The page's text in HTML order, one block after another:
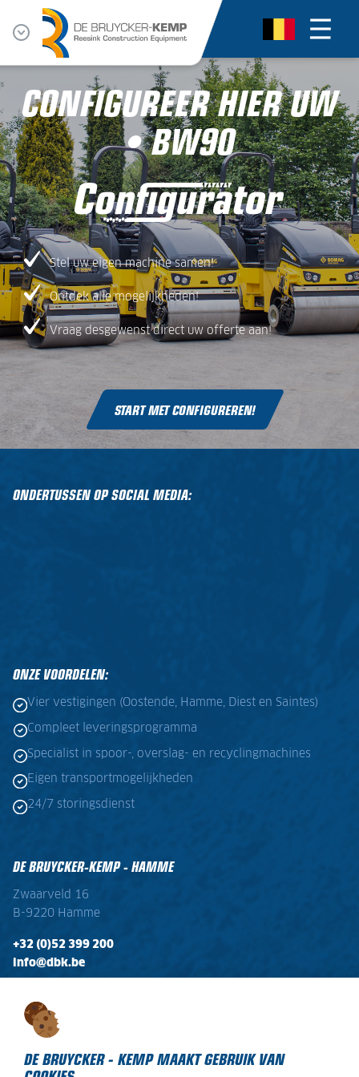
DE BRUYCKER - KEMP MAAKT GEBRUIK VAN
CONFIGUREER HIER UW
• BW90
Stel uw eigen machine samen!
Ontdek alle mogelijkheden!
Vraag desgewenst direct uw offerte aan!
START MET CONFIGUREREN!
ONDERTUSSEN OP SOCIAL MEDIA:
ONZE VOORDELEN:
Vier vestigingen (Oostende, Hamme, Diest en Saintes)
Compleet leveringsprogramma
Specialist in spoor-, overslag- en recyclingmachines
Eigen transportmogelijkheden
24/7 storingsdienst
DE BRUYCKER-KEMP - HAMME
Zwaarveld 16
B-9220 Hamme
+32 (0)52 399 200
info@dbk.be
Ma - Vr: